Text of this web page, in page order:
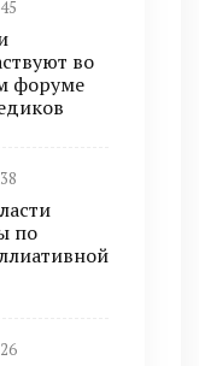
во
форуме
по